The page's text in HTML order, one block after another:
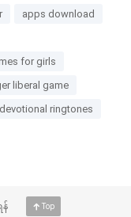
apps download
for girls
liberal game
ringtones
Top